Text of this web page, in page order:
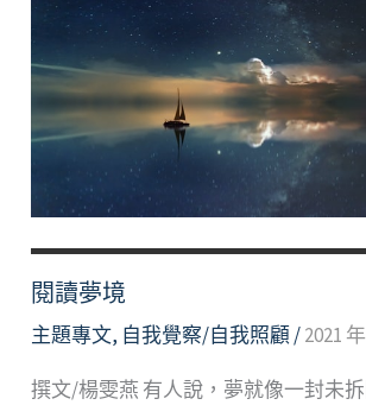
閱讀夢境
主題專文, 自我覺察/自我照顧/2021
撰文/楊雯燕 有人說，夢就像一封未